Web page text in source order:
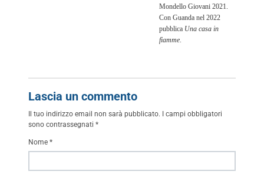
Mondello Giovani 2021.
Con Guanda nel 2022
pubblica Una casa in
fiamme
Lascia un commento
Il tuo indirizzo email non sarà pubblicato. I campi obbligatori
sono contrassegnati *
Nome *